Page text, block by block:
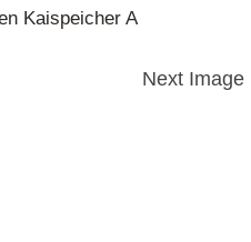
Kaispeicher A
Next Image